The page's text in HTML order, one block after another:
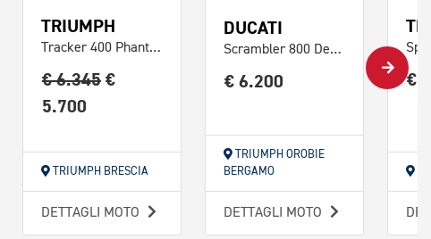
TRIUMPH
Tracker 400 Phantom Black Abs
€ 6.345 €
5.700
TRIUMPH BRESCIA
DETTAGLI MOTO
DUCATI
Scrambler 800 Desert Sled Red
€ 6.200
TRIUMPH OROBIE
BERGAMO
DETTAGLI MOTO
€